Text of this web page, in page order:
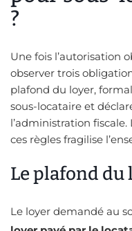
?
Une fois l’autorisation
observer trois
plafond du loyer,
sous-locataire et
l’administration
ces règles fragilise
Le plafond du
Le loyer demandé au